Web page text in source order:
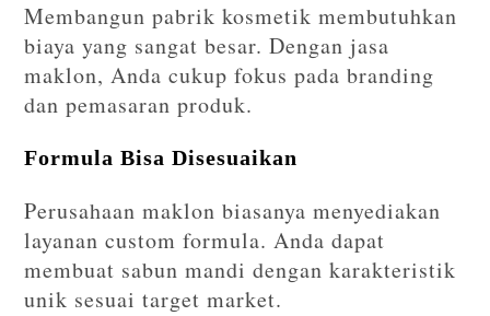
Membangun pabrik kosmetik membutuhkan
biaya yang sangat besar. Dengan jasa
maklon, Anda cukup fokus pada branding
dan pemasaran produk.
Formula Bisa Disesuaikan
Perusahaan maklon biasanya menyediakan
layanan custom formula. Anda dapat
membuat sabun mandi dengan karakteristik
unik sesuai target market.